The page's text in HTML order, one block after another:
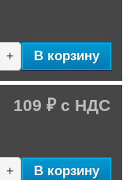
+ В корзину
109 ₽
+ В корзину